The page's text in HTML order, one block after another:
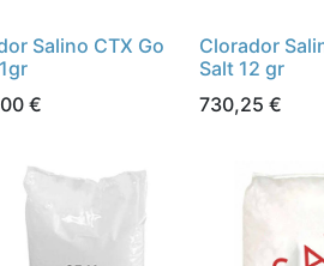
Salino CTX Go
€
Clorador
Salt 12 gr
730,25 €